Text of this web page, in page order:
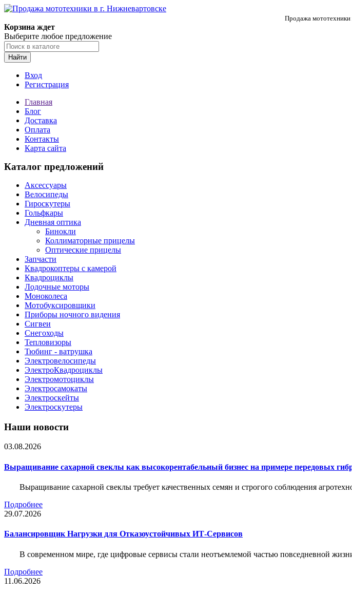
Продажа мототехники
Корзина ждет
Выберите любое предложение
Найти
Вход
Регистрация
Главная
Блог
Доставка
Оплата
Контакты
Карта сайта
Каталог предложений
Аксессуары
Велосипеды
Гироскутеры
Гольфкары
Дневная оптика
Бинокли
Коллиматорные прицелы
Оптические прицелы
Запчасти
Квадрокоптеры с камерой
Квадроциклы
Лодочные моторы
Моноколеса
Мотобуксировщики
Приборы ночного видения
Сигвеи
Снегоходы
Тепловизоры
Тюбинг - ватрушка
Электровелосипеды
ЭлектроКвадроциклы
Электромотоциклы
Электросамокаты
Электроскейты
Электроскутеры
Наши новости
03.08.2026
Выращивание сахарной свеклы как высокорентабельный бизнес на примере передовых
Выращивание сахарной свеклы требует качественных семян и строгого соблюдения
Подробнее
29.07.2026
Балансировщик Нагрузки для Отказоустойчивых ИТ-Сервисов
В современном мире, где цифровые сервисы стали неотъемлемой частью повседневной
Подробнее
11.06.2026